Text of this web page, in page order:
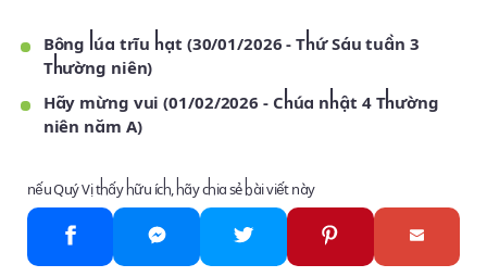
Bông lúa trĩu hạt (30/01/2026 - Thứ Sáu tuần 3
Thường niên)
Hãy mừng vui (01/02/2026 - Chúa nhật 4 Thường
niên năm A)
nếu Quý Vị thấy hữu ích, hãy chia sẻ bài viết này